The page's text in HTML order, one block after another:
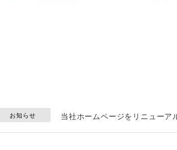
お知らせ 当社ホームページをリニューア